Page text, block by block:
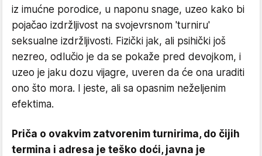
iz imućne porodice, u naponu snage, uzeo kako bi
pojačao izdržljivost na svojevrsnom 'turniru'
seksualne izdržljivosti. Fizički jak, ali psihički još
nezreo, odlučio je da se pokaže pred devojkom, i
uzeo je jaku dozu vijagre, uveren da će ona uraditi
ono što mora. I jeste, ali sa opasnim neželjenim
efektima.
Priča o ovakvim zatvorenim turnirima, do čijih
termina i adresa je teško doći, javna je